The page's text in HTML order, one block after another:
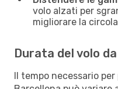
volo alzati per
migliorare la
Durata del volo
Il tempo necessario